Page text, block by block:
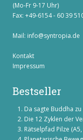
(Mo-Fr 9-17 Uhr)
Fax: +49-6154 - 60 39
Mail: info@syntropia.de
Kontakt
Impressum
Bestseller
Da sagte Buddha zu
Die 12 Zyklen der
Rätselpfad Pilze